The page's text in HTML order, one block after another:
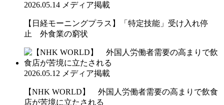
2026.05.14 メディア掲載
【日経モーニングプラス】「特定技能」受け入れ停
止 外食業の窮状
2026.05.12 メディア掲載
【NHK WORLD】 外国人労働者需要の高まりで飲食
店が苦境に立たされる